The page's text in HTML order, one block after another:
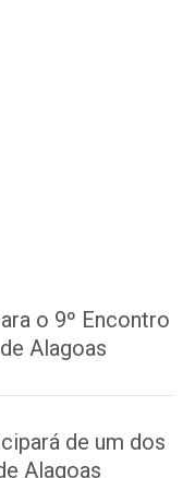
o 9º Encontro
Alagoas
de um dos
Alagoas